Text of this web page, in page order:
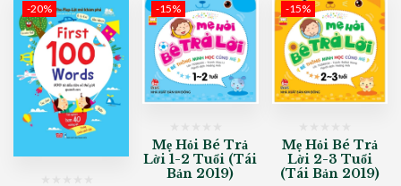
-20% -15%
Mẹ Hỏi Bé Trả
Lời 1-2 Tuổi (Tái
Bản 2019)
-15%
Mẹ Hỏi Bé Trả
Lời 2-3 Tuổi
(Tái Bản 2019)